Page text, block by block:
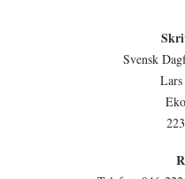
Svensk
Lars